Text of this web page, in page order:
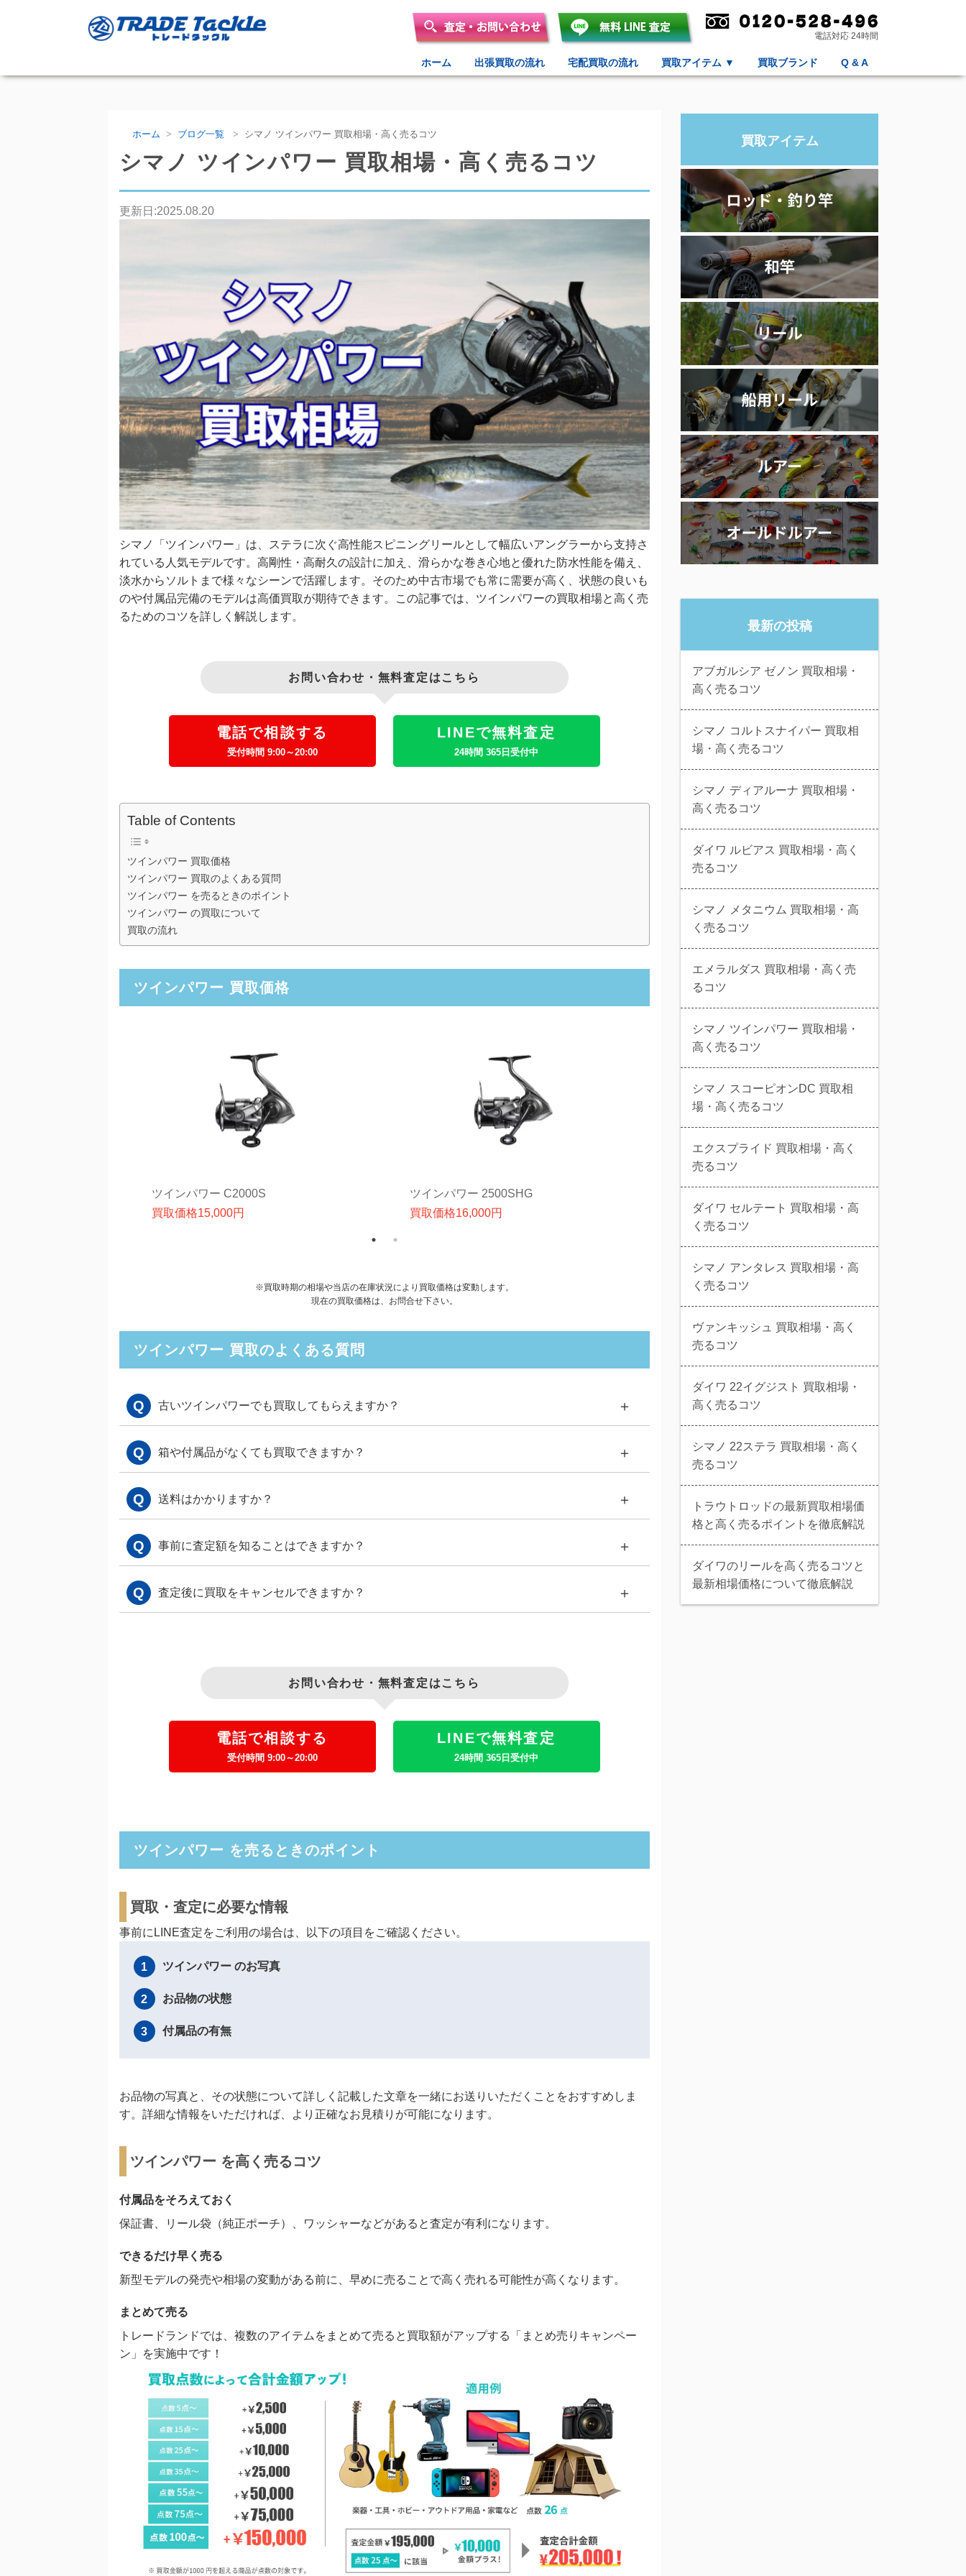
電話対応 24時間
ホーム 出張買取の流れ 宅配買取の流れ 買取アイテム ▼ 買取ブランド Q & A
ホーム ブログ一覧 シマノ ツインパワー 買取相場・高く売るコツ
シマノ ツインパワー 買取相場・高く売るコツ
更新日:2025.08.20
シマノ「ツインパワー」は、ステラに次ぐ高性能スピニングリールとして幅広いアングラーから支持さ
れている人気モデルです。高剛性・高耐久の設計に加え、滑らかな巻き心地と優れた防水性能を備え、
淡水からソルトまで様々なシーンで活躍します。そのため中古市場でも常に需要が高く、状態の良いも
のや付属品完備のモデルは高価買取が期待できます。この記事では、ツインパワーの買取相場と高く売
るためのコツを詳しく解説します。
お問い合わせ・無料査定はこちら
電話で相談する
受付時間 9:00～20:00
LINEで無料査定
24時間 365日受付中
Table of Contents
ツインパワー 買取価格
ツインパワー 買取のよくある質問
ツインパワー を売るときのポイント
ツインパワー の買取について
買取の流れ
ツインパワー 買取価格
ツインパワー C2000S
買取価格15,000円
ツインパワー 2500SHG
買取価格16,000円
買取価格
17,000円
※買取時期の相場や当店の在庫状況により買取価格は変動します。
現在の買取価格は、お問合せ下さい。
ツインパワー 買取のよくある質問
Q 古いツインパワーでも買取してもらえますか？
Q 箱や付属品がなくても買取できますか？
Q 送料はかかりますか？
Q 事前に査定額を知ることはできますか？
Q 査定後に買取をキャンセルできますか？
お問い合わせ・無料査定はこちら
電話で相談する
受付時間 9:00～20:00
LINEで無料査定
24時間 365日受付中
ツインパワー を売るときのポイント
買取・査定に必要な情報
事前にLINE査定をご利用の場合は、以下の項目をご確認ください。
1 ツインパワー のお写真
2 お品物の状態
3 付属品の有無
お品物の写真と、その状態について詳しく記載した文章を一緒にお送りいただくことをおすすめしま
す。詳細な情報をいただければ、より正確なお見積りが可能になります。
ツインパワー を高く売るコツ
付属品をそろえておく
保証書、リール袋（純正ポーチ）、ワッシャーなどがあると査定が有利になります。
できるだけ早く売る
新型モデルの発売や相場の変動がある前に、早めに売ることで高く売れる可能性が高くなります。
まとめて売る
トレードランドでは、複数のアイテムをまとめて売ると買取額がアップする「まとめ売りキャンペー
ン」を実施中です！
買取アイテム
最新の投稿
アブガルシア ゼノン 買取相場・
高く売るコツ
シマノ コルトスナイパー 買取相
場・高く売るコツ
シマノ ディアルーナ 買取相場・
高く売るコツ
ダイワ ルビアス 買取相場・高く
売るコツ
シマノ メタニウム 買取相場・高
く売るコツ
エメラルダス 買取相場・高く売
るコツ
シマノ ツインパワー 買取相場・
高く売るコツ
シマノ スコーピオンDC 買取相
場・高く売るコツ
エクスプライド 買取相場・高く
売るコツ
ダイワ セルテート 買取相場・高
く売るコツ
シマノ アンタレス 買取相場・高
く売るコツ
ヴァンキッシュ 買取相場・高く
売るコツ
ダイワ 22イグジスト 買取相場・
高く売るコツ
シマノ 22ステラ 買取相場・高く
売るコツ
トラウトロッドの最新買取相場価
格と高く売るポイントを徹底解説
ダイワのリールを高く売るコツと
最新相場価格について徹底解説